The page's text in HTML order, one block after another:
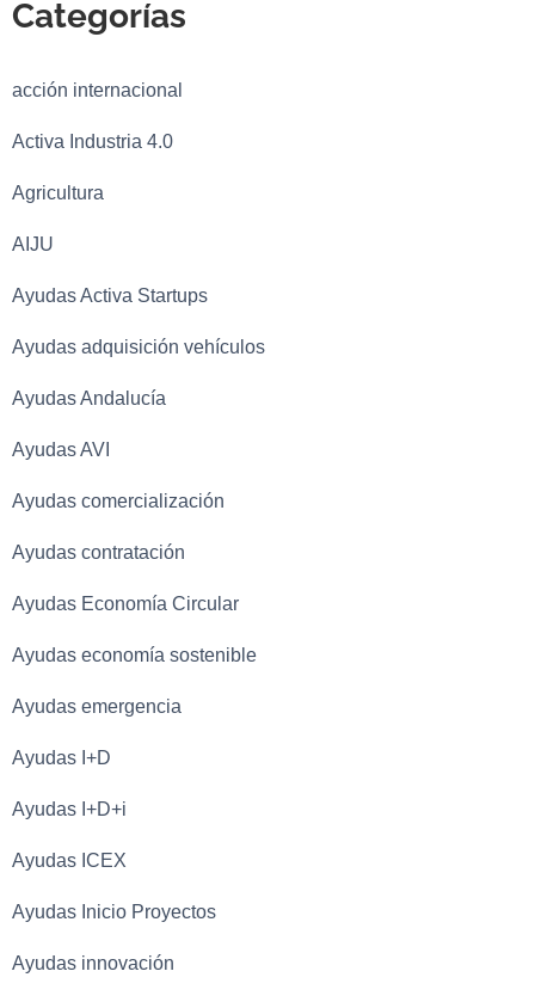
Categorías
acción internacional
Activa Industria 4.0
Agricultura
AIJU
Ayudas Activa Startups
Ayudas adquisición vehículos
Ayudas Andalucía
Ayudas AVI
Ayudas comercialización
Ayudas contratación
Ayudas Economía Circular
Ayudas economía sostenible
Ayudas emergencia
Ayudas I+D
Ayudas I+D+i
Ayudas ICEX
Ayudas Inicio Proyectos
Ayudas innovación